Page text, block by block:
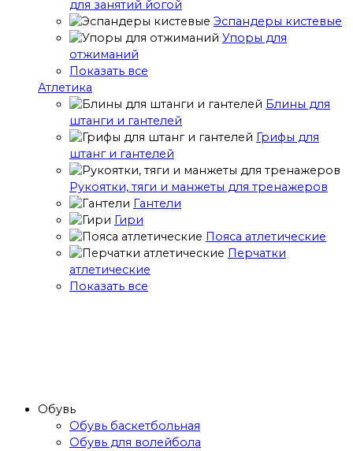
для занятий йогой
Эспандеры кистевые
Упоры для
отжиманий
Показать все
Атлетика
Блины для
штанги и гантелей
Грифы для
штанг и гантелей
Рукоятки, тяги и манжеты для тренажеров
Гантели
Гири
Пояса атлетические
Перчатки
атлетические
Показать все
Обувь
Обувь баскетбольная
Обувь для волейбола